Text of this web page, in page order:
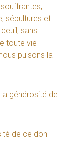
sépultures et
sans
toute vie
puisons la
la générosité de
de ce don